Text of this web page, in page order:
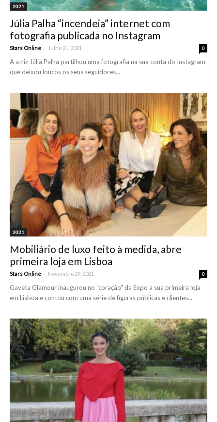
2021
Júlia Palha “incendeia” internet com
fotografia publicada no Instagram
Stars Online - Julho 21, 2021 0
A atriz Júlia Palha partilhou uma fotografia na sua conta do Instagram
que deixou loucos os seus seguidores...
2021
Mobiliário de luxo feito à medida, abre
primeira loja em Lisboa
Stars Online - Novembro 29, 2021 0
Gaveta Glamour inaugurou no "coração" da Expo a sua primeira loja
em Lisboa e contou com uma série de figuras públicas e clientes...